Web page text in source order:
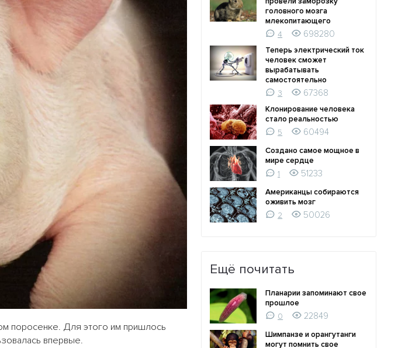
поросенке. Для этого им пришлось
впервые.
головного мозга
млекопитающего
4
698280
Теперь электрический ток
человек сможет
вырабатывать
самостоятельно
3
67368
Клонирование человека
стало реальностью
5
60494
Создано самое мощное в
мире сердце
1
51233
Американцы собираются
оживить мозг
2
50026
Ещё почитать
Планарии запоминают свое
прошлое
0
22849
Шимпанзе и орангутанги
могут помнить свое